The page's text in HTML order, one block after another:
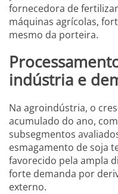
fornecedora de
máquinas agrícolas,
mesmo da porteira.
indústria e
Na agroindústria, o
acumulado do ano,
subsegmentos
esmagamento de soja
favorecido pela ampla
forte demanda por
externo.